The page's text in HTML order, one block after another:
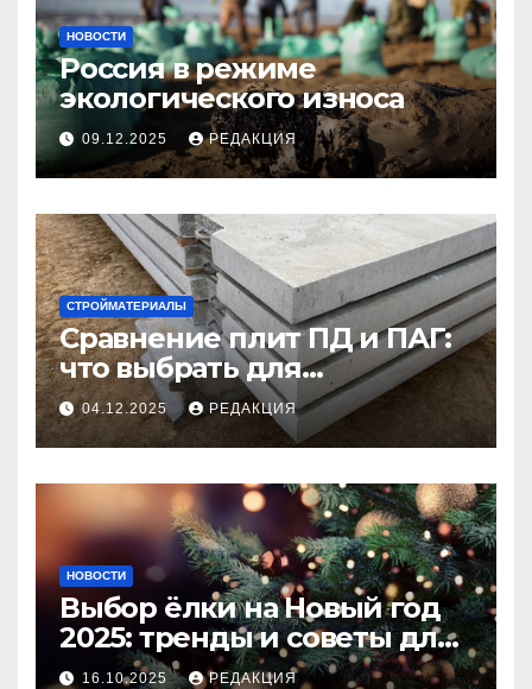
НОВОСТИ
Россия в режиме
экологического износа
09.12.2025 РЕДАКЦИЯ
СТРОЙМАТЕРИАЛЫ
Сравнение плит ПД и ПАГ:
что выбрать для
долговечного и прочного
покрытия
04.12.2025 РЕДАКЦИЯ
НОВОСТИ
Выбор ёлки на Новый год
2025: тренды и советы для
идеального праздника
16.10.2025 РЕДАКЦИЯ